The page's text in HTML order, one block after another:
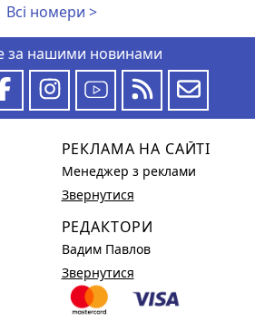
Всі номери >
за нашими новинами
РЕКЛАМА НА САЙТІ
Менеджер з реклами
Звернутися
РЕДАКТОРИ
Вадим Павлов
Звернутися